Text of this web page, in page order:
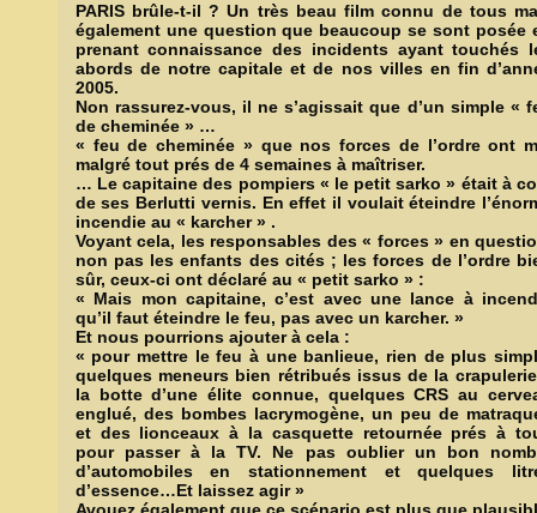
PARIS brûle-t-il ? Un très beau film connu de tous
également une question que beaucoup se sont posée
prenant connaissance des incidents ayant touchés
abords de notre capitale et de nos villes en fin
2005.
Non rassurez-vous, il ne s’agissait que d’un simple «
de cheminée » …
« feu de cheminée » que nos forces de l’ordre ont
malgré tout prés de 4 semaines à maîtriser.
… Le capitaine des pompiers « le petit sarko » était à
de ses Berlutti vernis. En effet il voulait éteindre
incendie au « karcher » .
Voyant cela, les responsables des « forces » en
non pas les enfants des cités ; les forces de l’ordre
sûr, ceux-ci ont déclaré au « petit sarko » :
« Mais mon capitaine, c’est avec une lance à
qu’il faut éteindre le feu, pas avec un karcher. »
Et nous pourrions ajouter à cela :
« pour mettre le feu à une banlieue, rien de plus
quelques meneurs bien rétribués issus de la
la botte d’une élite connue, quelques CRS au
englué, des bombes lacrymogène, un peu de
et des lionceaux à la casquette retournée prés à
pour passer à la TV. Ne pas oublier un bon
d’automobiles en stationnement et quelques
d’essence…Et laissez agir »